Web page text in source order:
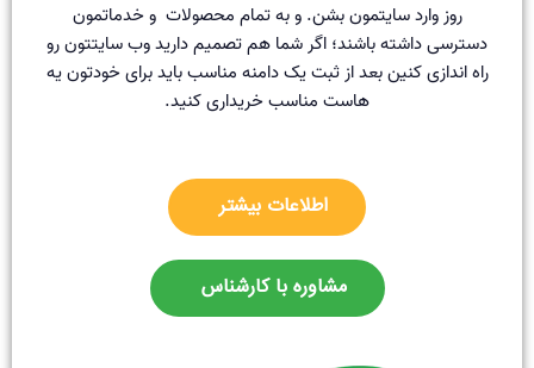
روز وارد سایتمون بشن. و به تمام محصولات و خدماتمون
دسترسی داشته باشند؛ اگر شما هم تصمیم دارید وب سایتتون رو
راه اندازی کنین بعد از ثبت یک دامنه مناسب باید برای خودتون یه
هاست مناسب خریداری کنید.
اطلاعات بیشتر
مشاوره با کارشناس